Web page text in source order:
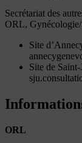
Secrétariat des
ORL,
Site
Site de
ORL